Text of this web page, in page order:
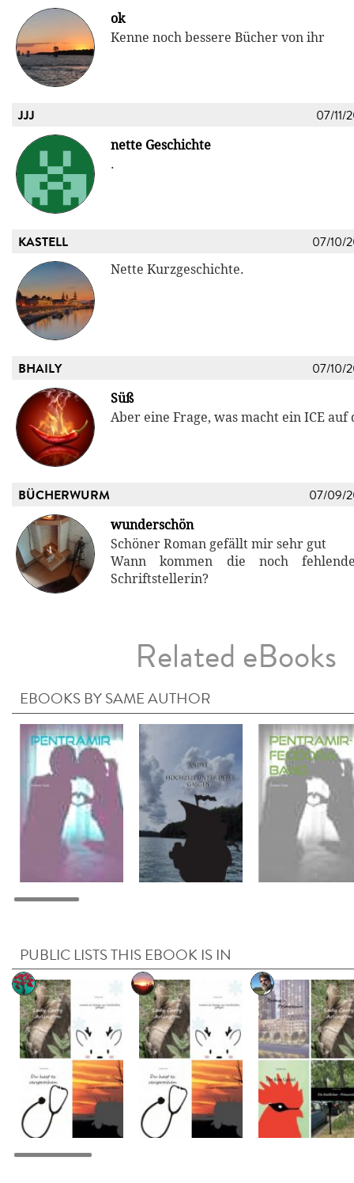
ok
Kenne noch bessere Bücher von ihr
JJJ 07/11/
nette Geschichte
.
KASTELL 07/10/
Nette Kurzgeschichte.
BHAILY 07/10/
Süß
Aber eine Frage, was macht ein ICE auf
BÜCHERWURM 07/09/
wunderschön
Schöner Roman gefällt mir sehr gut
Wann kommen die noch
Schriftstellerin?
Related eBooks
EBOOKS BY SAME AUTHOR
PUBLIC LISTS THIS EBOOK IS IN